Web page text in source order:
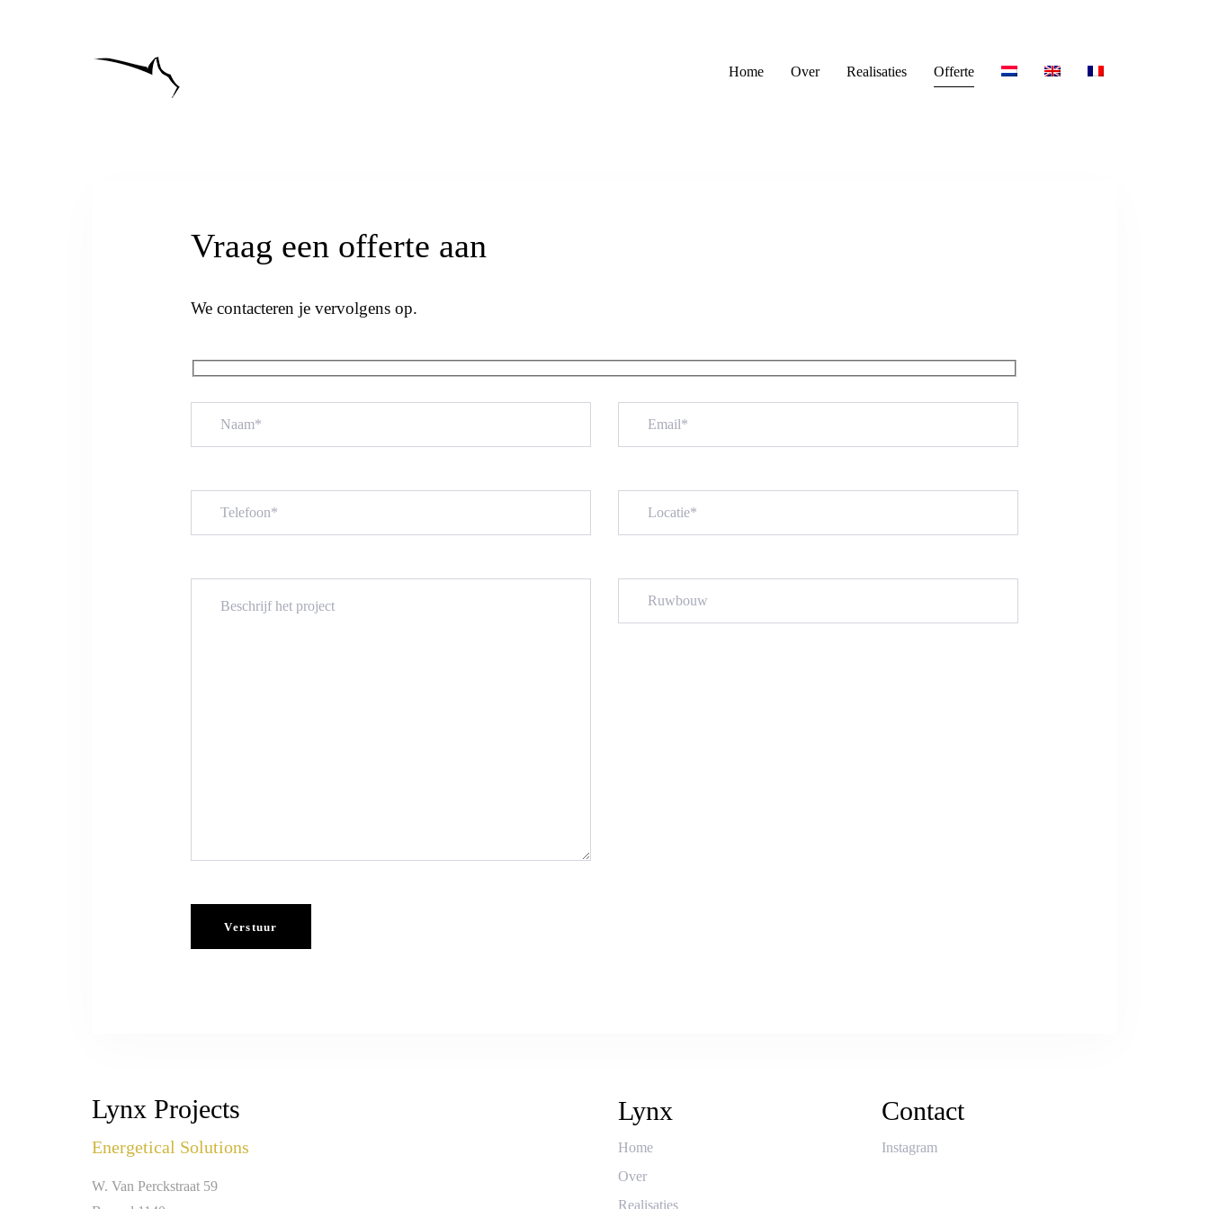
Home Over Realisaties Offerte
Vraag een offerte aan
We contacteren je vervolgens op.
Lynx Projects
Energetical Solutions
W. Van Perckstraat 59
Lynx
Home
Over
Realisaties
Contact
Instagram